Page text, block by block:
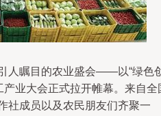
人瞩目的农业盛会——以“绿色
产业大会正式拉开帷幕。来自全
社成员以及农民朋友们齐聚一